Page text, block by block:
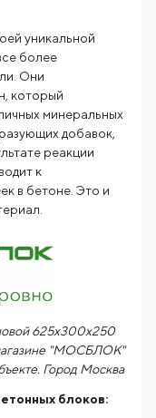
уникальной
более
Они
который
минеральных
добавок,
реакции
к
в бетоне. Это и
625x300x250
"МОСБЛОК"
Город Москва
блоков: